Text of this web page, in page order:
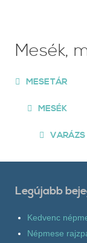
Mesék,
MESETÁR
MESÉK
VARÁZS
Legújabb
Kedvenc
Népmese